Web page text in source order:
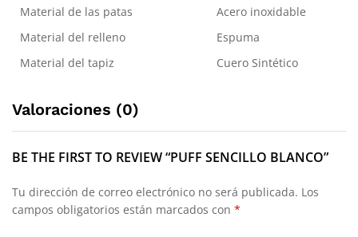
Material de las patas
Acero inoxidable
Material del relleno
Espuma
Material del tapiz
Cuero Sintético
Valoraciones (0)
BE THE FIRST TO REVIEW “PUFF SENCILLO BLANCO”
Tu dirección de correo electrónico no será publicada. Los
campos obligatorios están marcados con *